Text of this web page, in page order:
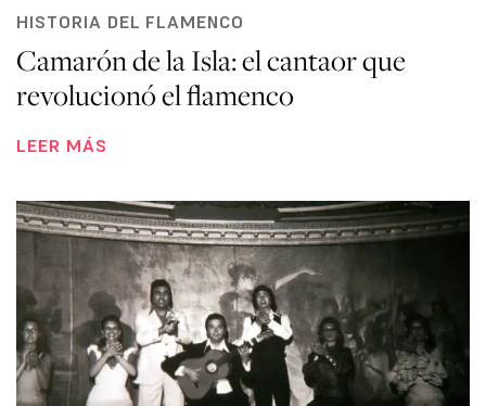
HISTORIA DEL FLAMENCO
Camarón de la Isla: el cantaor que
revolucionó el flamenco
LEER MÁS